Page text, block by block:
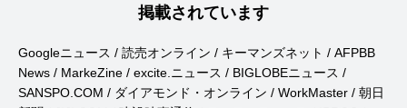
掲載されています
Googleニュース / 読売オンライン / キーマンズネット / AFPBB
News / MarkeZine / excite.ニュース / BIGLOBEニュース /
SANSPO.COM / ダイアモンド・オンライン / WorkMaster / 朝日